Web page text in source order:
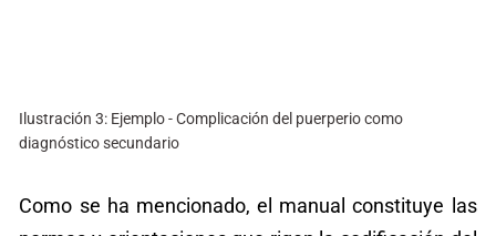
Ilustración 3: Ejemplo - Complicación del puerperio como
diagnóstico secundario
Como se ha mencionado, el manual constituye las